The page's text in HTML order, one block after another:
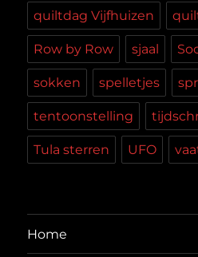
quiltdag Vijfhuizen
Row by Row sjaal
sokken spelletjes
tentoonstelling
Tula sterren UFO
Home